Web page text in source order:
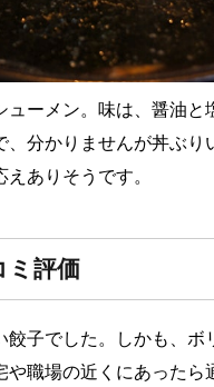
ューメン。味は、醤油と
、分かりませんが丼ぶり
ありそうです。
ミ評価
餃子でした。しかも、ボ
や職場の近くにあったら